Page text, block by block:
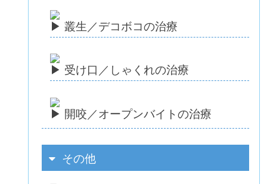
叢生／デコボコの治療
受け口／しゃくれの治療
開咬／オープンバイトの治療
その他